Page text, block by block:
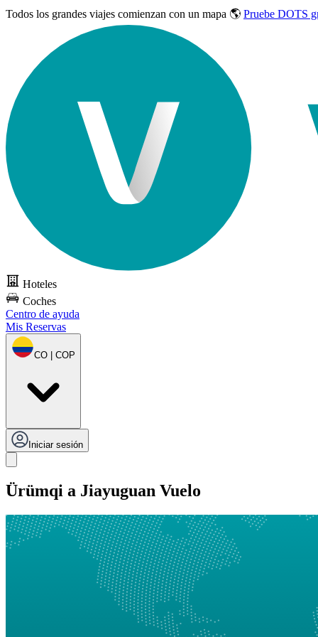
Todos los grandes viajes comienzan con un mapa 🌎 Pruebe DOTS
Hoteles
Coches
Centro de ayuda
Mis Reservas
CO | COP
Iniciar sesión
Ürümqi a Jiayuguan Vuelo